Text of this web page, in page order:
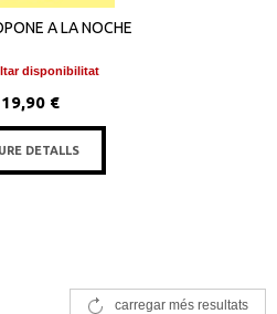
A LA NOCHE
disponibilitat
19,90 €
DETALLS
carregar més resultats